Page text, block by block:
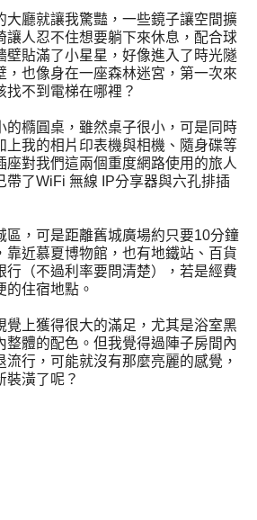
大廳就讓我驚豔，一些鏡子讓空間擴
讓人忍不住想要躺下來休息，配合球
壁貼滿了小星星，好像進入了時光隧
，也像身在一座森林迷宮，第一次來
不到電梯在哪裡？
的橢圓桌，雖然桌子很小，可是同時
上我的相片印表機與相機、隨身碟等
座對我們這兩個重度網路使用的旅人
帶了WiFi 無線 IP分享器與六孔排插
區，可是距離舊城廣場約只要10分鐘
靠近慕夏博物館，也有地鐵站、百貨
行（不過利率要問清楚），若是經費
的住宿地點。
覺上獲得很大的滿足，尤其是浴室黑
整體的配色。但我覺得過陣子房間內
行，可能就沒有那麼亮麗的感覺，
裝潢了呢？